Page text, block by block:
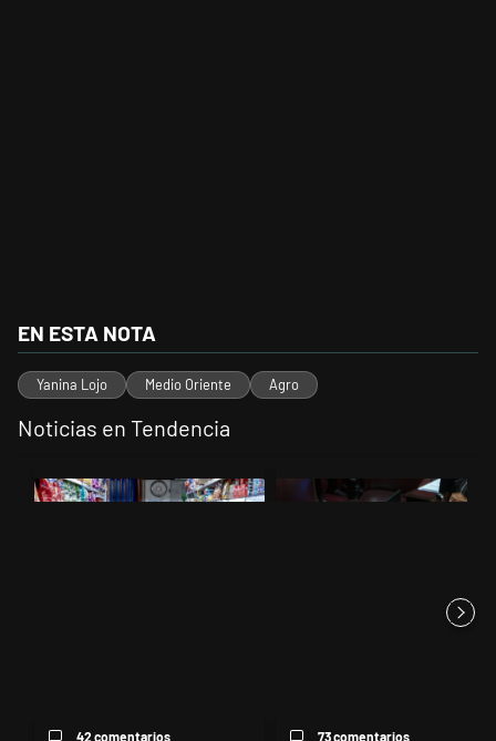
EN ESTA NOTA
Yanina Lojo Medio Oriente Agro
Noticias en Tendencia
Un artículo de tendencia con el título "La inflación en CABA se
42 comentarios
Un artículo de tendencia con
73 comentarios